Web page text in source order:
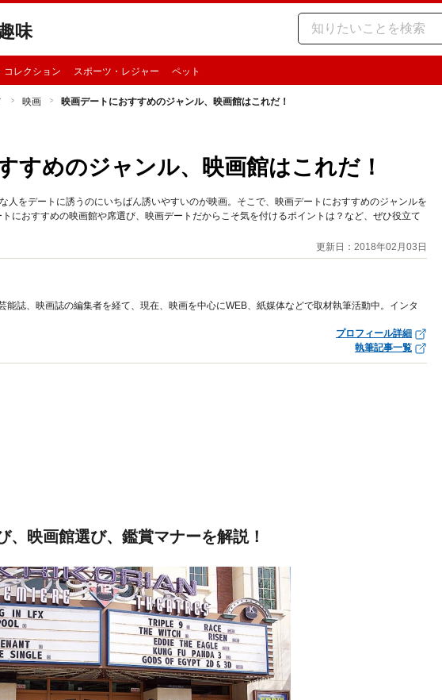
味
コレクション スポーツ・レジャー ペット
映画 映画デートにおすすめのジャンル、映画館はこれだ！
すめのジャンル、映画館はこれだ！
人をデートに誘うのにいちばん誘いやすいのが映画。そこで、映画デートにおすすめのジャンルを
におすすめの映画館や席選び、映画デートだからこそ気を付けるポイントは？など、ぜひ役立て
更新日：2018年02月03日
能誌、映画誌の編集者を経て、現在、映画を中心にWEB、紙媒体などで取材執筆活動中。インタ
プロフィール詳細
執筆記事一覧
、映画館選び、鑑賞マナーを解説！